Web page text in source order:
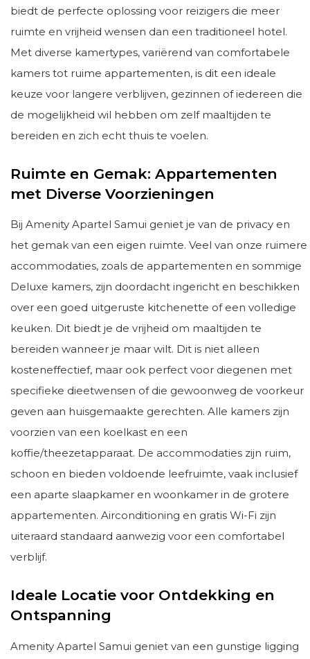
biedt de perfecte oplossing voor reizigers die meer
ruimte en vrijheid wensen dan een traditioneel hotel.
Met diverse kamertypes, variërend van comfortabele
kamers tot ruime appartementen, is dit een ideale
keuze voor langere verblijven, gezinnen of iedereen die
de mogelijkheid wil hebben om zelf maaltijden te
bereiden en zich echt thuis te voelen.
Ruimte en Gemak: Appartementen
met Diverse Voorzieningen
Bij Amenity Apartel Samui geniet je van de privacy en
het gemak van een eigen ruimte. Veel van onze ruimere
accommodaties, zoals de appartementen en sommige
Deluxe kamers, zijn doordacht ingericht en beschikken
over een goed uitgeruste kitchenette of een volledige
keuken. Dit biedt je de vrijheid om maaltijden te
bereiden wanneer je maar wilt. Dit is niet alleen
kosteneffectief, maar ook perfect voor diegenen met
specifieke dieetwensen of die gewoonweg de voorkeur
geven aan huisgemaakte gerechten. Alle kamers zijn
voorzien van een koelkast en een
koffie/theezetapparaat. De accommodaties zijn ruim,
schoon en bieden voldoende leefruimte, vaak inclusief
een aparte slaapkamer en woonkamer in de grotere
appartementen. Airconditioning en gratis Wi-Fi zijn
uiteraard standaard aanwezig voor een comfortabel
verblijf.
Ideale Locatie voor Ontdekking en
Ontspanning
Amenity Apartel Samui geniet van een gunstige ligging